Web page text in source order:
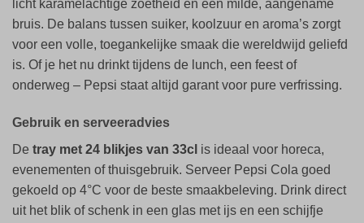
licht karamelachtige zoetheid en een milde, aangename
bruis. De balans tussen suiker, koolzuur en aroma’s zorgt
voor een volle, toegankelijke smaak die wereldwijd geliefd
is. Of je het nu drinkt tijdens de lunch, een feest of
onderweg – Pepsi staat altijd garant voor pure verfrissing.
Gebruik en serveeradvies
De tray met 24 blikjes van 33cl is ideaal voor horeca,
evenementen of thuisgebruik. Serveer Pepsi Cola goed
gekoeld op 4°C voor de beste smaakbeleving. Drink direct
uit het blik of schenk in een glas met ijs en een schijfje